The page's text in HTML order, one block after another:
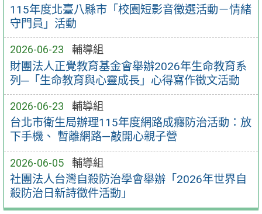
115年度北臺八縣市「校園短影音徵選活動－情緒
守門員」活動
2026-06-23 輔導組
財團法人正覺教育基金會舉辦2026年生命教育系
列─「生命教育與心靈成長」心得寫作徵文活動
2026-06-23 輔導組
台北市衛生局辦理115年度網路成癮防治活動：放
下手機、 暫離網路—敲開心親子營
2026-06-05 輔導組
社團法人台灣自殺防治學會舉辦「2026年世界自
殺防治日新詩徵件活動」